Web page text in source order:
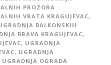
PROZORA
VRATA KRAGUJEVAC,
BALKONSKIH
BRAVA KRAGUJEVAC,
, UGRADNJA
, UGRADNJA
UGRADNJA OGRADA